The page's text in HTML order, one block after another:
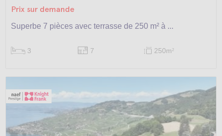
Prix sur demande
Superbe 7 pièces avec terrasse de 250 m² à ...
3 7 250m2